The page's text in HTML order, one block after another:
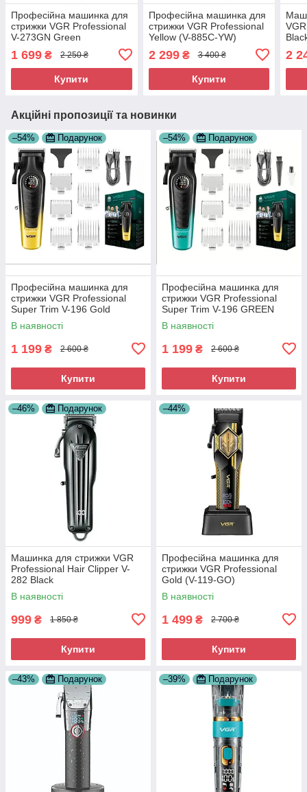
Професійна машинка для
стрижки VGR Professional
V-273GN Green
1 699 ₴ 2 250 ₴
Купити
Професійна машинка для
стрижки VGR Professional
Yellow (V-885C-YW)
2 299₴ 3 400 ₴
Купити
2
Акційні пропозиції та новинки
–54% Подарунок
Професійна машинка для
стрижки VGR Professional
Super Trim V-196 Gold
В наявності
1 199 ₴ 2 600 ₴
Купити
–54% Подарунок
Професійна машинка для
стрижки VGR Professional
Super Trim V-196 GREEN
В наявності
1 199 ₴ 2 600 ₴
Купити
–46% Подарунок
Машинка для стрижки VGR
Professional Hair Clipper V-
282 Black
В наявності
999 ₴ 1 850 ₴
Купити
–44%
Професійна машинка для
стрижки VGR Professional
Gold (V-119-GO)
В наявності
1 499 ₴ 2 700 ₴
Купити
–43% Подарунок –39% Подарунок